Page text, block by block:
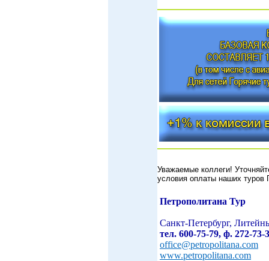
Уважаемые коллеги!
условия оплаты наших
Петрополитана Тур
Санкт-Петербург,
тел. 600-75-79, ф. 272-73-
office@petropolitana.com
www.petropolitana.com